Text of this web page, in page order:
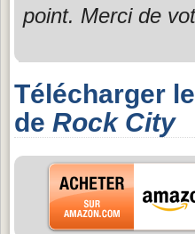
point. Merci de
Télécharger
de Rock City